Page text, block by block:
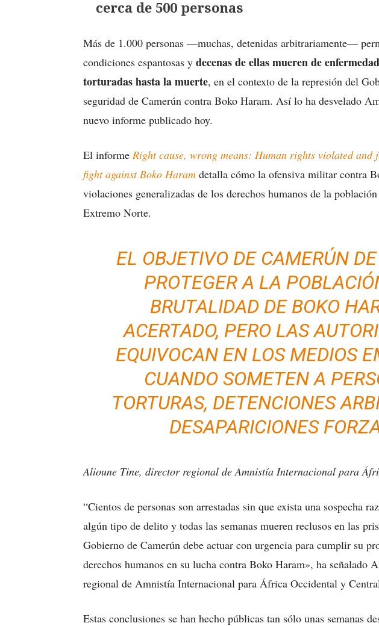
cerca de 500 personas
Más de 1.000 personas —muchas, detenidas arbitrariamente—
condiciones espantosas y decenas de ellas mueren de
torturadas hasta la muerte, en el contexto de la represión del
seguridad de Camerún contra Boko Haram. Así lo ha desvelado
nuevo informe publicado hoy.
El informe Right cause, wrong means: Human rights violated and
fight against Boko Haram detalla cómo la ofensiva militar contra
violaciones generalizadas de los derechos humanos de la
Extremo Norte.
EL OBJETIVO DE CAMERÚN
PROTEGER A LA
BRUTALIDAD DE BOKO
ACERTADO, PERO LAS
EQUIVOCAN EN LOS MEDIOS
CUANDO SOMETEN A
TORTURAS, DETENCIONES
DESAPARICIONES
Alioune Tine, director regional de Amnistía Internacional para
“Cientos de personas son arrestadas sin que exista una sospecha
algún tipo de delito y todas las semanas mueren reclusos en las
Gobierno de Camerún debe actuar con urgencia para cumplir su
derechos humanos en su lucha contra Boko Haram», ha señalado
regional de Amnistía Internacional para África Occidental y
Estas conclusiones se han hecho públicas tan sólo unas semanas